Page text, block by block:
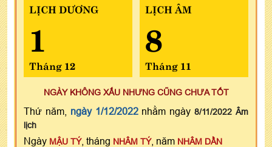
LỊCH DƯƠNG
1
Tháng 12
LỊCH ÂM
8
Tháng 11
NGÀY KHÔNG XẤU NHƯNG CŨNG CHƯA TỐT
Thứ năm, ngày 1/12/2022nhằm ngày8/11/2022 Âm
lịch
Ngày MẬU TÝ, tháng NHÂM TÝ, năm NHÂM DẦN